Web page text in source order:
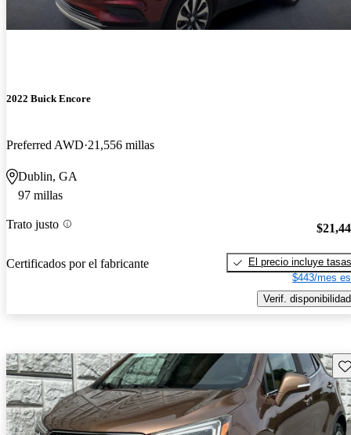
2022 Buick Encore
Preferred AWD 21,556 millas
Dublin, GA
97 millas
Trato justo
Certificados por el fabricante
El precio incluye tasas
$443/mes
Verif. disponibilidad